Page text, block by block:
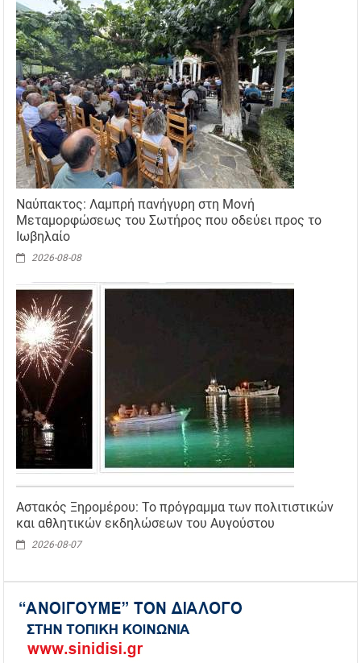
Ναύπακτος: Λαμπρή πανήγυρη στη Μονή
Μεταμορφώσεως του Σωτήρος που οδεύει προς το
Ιωβηλαίο
2026-08-08
Αστακός Ξηρομέρου: Το πρόγραμμα των πολιτιστικών
και αθλητικών εκδηλώσεων του Αυγούστου
2026-08-07